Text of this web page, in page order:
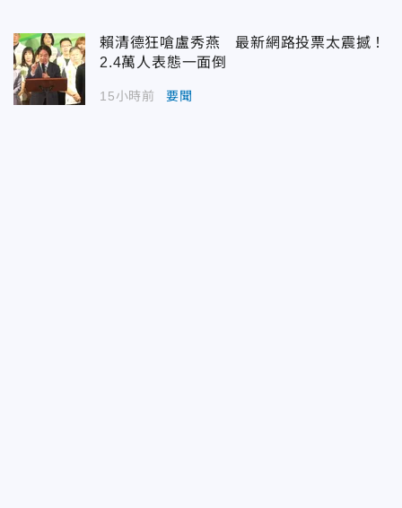
賴清德狂嗆盧秀燕 最新網路投票太震撼！
2.4萬人表態一面倒
15小時前 要聞